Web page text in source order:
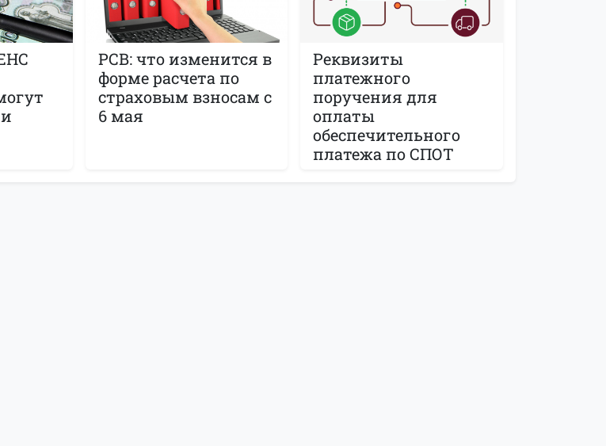
РСВ: что изменится в
форме расчета по
страховым взносам с
6 мая
Реквизиты
платежного
поручения для
оплаты
обеспечительного
платежа по СПОТ